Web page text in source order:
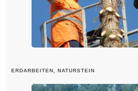
ERDARBEITEN, NATURSTEIN